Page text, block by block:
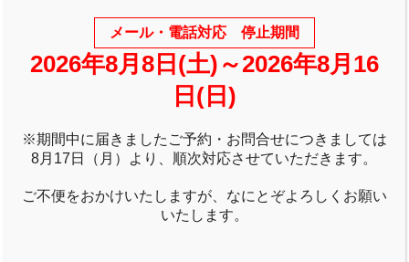
1
△
2
△
3
△
4
△
5
△ △
△ △ △ △ △ △ △
17
メール・電話対応 停止期間
2026年8月8日(土)～2026年8月16
日(日)
※期間中に届きましたご予約・お問合せにつきましては
8月17日（月）より、順次対応させていただきます。
ご不便をおかけいたしますが、なにとぞよろしくお願い
いたします。